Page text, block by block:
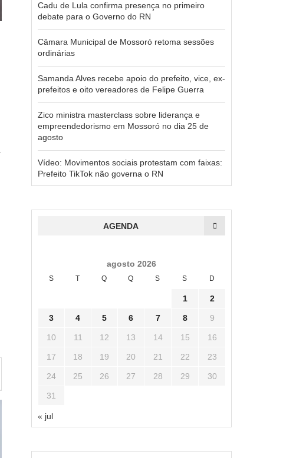
Cadu de Lula confirma presença no primeiro
debate para o Governo do RN
Câmara Municipal de Mossoró retoma sessões
ordinárias
Samanda Alves recebe apoio do prefeito, vice, ex-
prefeitos e oito vereadores de Felipe Guerra
Zico ministra masterclass sobre liderança e
empreendedorismo em Mossoró no dia 25 de
agosto
Vídeo: Movimentos sociais protestam com faixas:
Prefeito TikTok não governa o RN
AGENDA
agosto 2026
S T Q Q S S D
1 2
3 4 5 6 7 8 9
10 11 12 13 14 15 16
17 18 19 20 21 22 23
24 25 26 27 28 29 30
31
« jul